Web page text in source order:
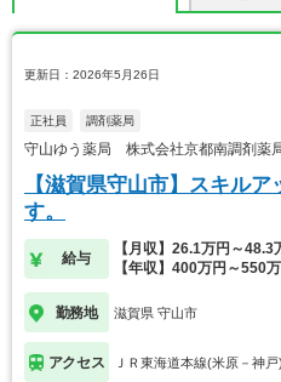
更新日：2026年5月26日
正社員 調剤薬局
守山ゆう薬局 株式会社京都南調剤薬
【滋賀県守山市】スキル
す。
給与
【月収】26.1万円～
【年収】400万円～550
勤務地 滋賀県 守山市
アクセス ＪＲ東海道本線(米原－神